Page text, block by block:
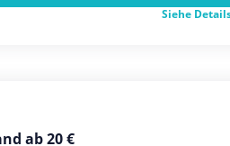
Siehe
ab 20 €